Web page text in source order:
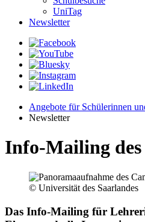
UniTag
Newsletter
Angebote für Schülerinnen
Newsletter
Info-Mailing
© Universität des Saarlandes
Das Info-Mailing für